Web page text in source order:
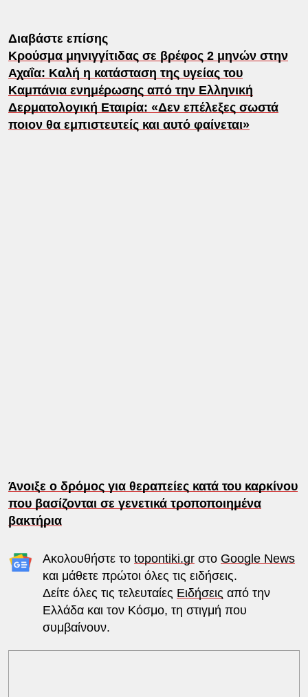
Διαβάστε επίσης
Κρούσμα μηνιγγίτιδας σε βρέφος 2 μηνών στην
Αχαΐα: Καλή η κατάσταση της υγείας του
Καμπάνια ενημέρωσης από την Ελληνική
Δερματολογική Εταιρία: «Δεν επέλεξες σωστά
ποιον θα εμπιστευτείς και αυτό φαίνεται»
Άνοιξε ο δρόμος για θεραπείες κατά του καρκίνου
που βασίζονται σε γενετικά τροποποιημένα
βακτήρια
Ακολουθήστε το topontiki.grστο Google News
και μάθετε πρώτοι όλες τις ειδήσεις.
Δείτε όλες τις τελευταίες Ειδήσεις από την
Ελλάδα και τον Κόσμο, τη στιγμή που
συμβαίνουν.